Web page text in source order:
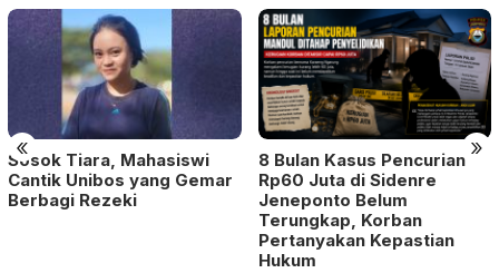
« »
Sosok Tiara, Mahasiswi
Cantik Unibos yang Gemar
Berbagi Rezeki
8 Bulan Kasus Pencurian
Rp60 Juta di Sidenre
Jeneponto Belum
Terungkap, Korban
Pertanyakan Kepastian
Hukum